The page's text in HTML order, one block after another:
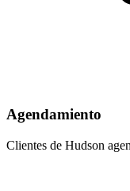
Agendamiento
Clientes de Hudson